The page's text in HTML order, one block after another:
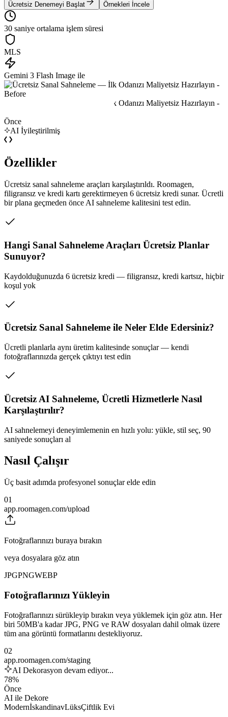
Ücretsiz Denemeyi Başlat Örnekleri İncele
30 saniye ortalama işlem süresi
MLS
Gemini 3 Flash Image ile
Önce
AI İyileştirilmiş
Özellikler
Ücretsiz sanal sahneleme araçları karşılaştırıldı. Roomagen,
filigransız ve kredi kartı gerektirmeyen 6 ücretsiz kredi sunar. Ücretli
bir plana geçmeden önce AI sahneleme kalitesini test edin.
Hangi Sanal Sahneleme Araçları Ücretsiz Planlar
Sunuyor?
Kaydolduğunuzda 6 ücretsiz kredi — filigransız, kredi kartsız, hiçbir
koşul yok
Ücretsiz Sanal Sahneleme ile Neler Elde Edersiniz?
Ücretli planlarla aynı üretim kalitesinde sonuçlar — kendi
fotoğraflarınızda gerçek çıktıyı test edin
Ücretsiz AI Sahneleme, Ücretli Hizmetlerle Nasıl
Karşılaştırılır?
AI sahnelemeyi deneyimlemenin en hızlı yolu: yükle, stil seç, 90
saniyede sonuçları al
Nasıl Çalışır
Üç basit adımda profesyonel sonuçlar elde edin
01
app.roomagen.com/upload
Fotoğraflarınızı buraya bırakın
veya dosyalara göz atın
JPGPNGWEBP
Fotoğraflarınızı Yükleyin
Fotoğraflarınızı sürükleyip bırakın veya yüklemek için göz atın. Her
biri 50MB'a kadar JPG, PNG ve RAW dosyaları dahil olmak üzere
tüm ana görüntü formatlarını destekliyoruz.
02
app.roomagen.com/staging
AI Dekorasyon devam ediyor...
78%
Önce
AI ile Dekore
ModernİskandinavLüksÇiftlik Evi